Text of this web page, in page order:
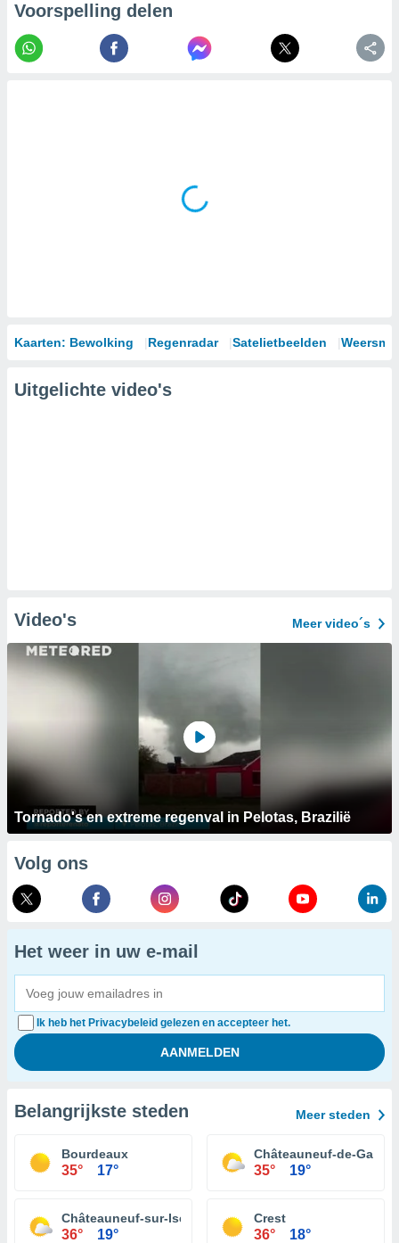
Voorspelling delen
Kaarten: Bewolking Regenradar Satelietbeelden
Uitgelichte video's
Video's Meer video´s
Tornado's en extreme regenval in Pelotas, Brazilië
Volg ons
Het weer in uw e-mail
Ik heb het Privacybeleid gelezen en accepteer het.
Belangrijkste steden Meer steden
Bourdeaux
35° 17°
Châteauneuf-de-
35° 19°
Châteauneuf-sur-Isère
36° 19°
Crest
36° 18°